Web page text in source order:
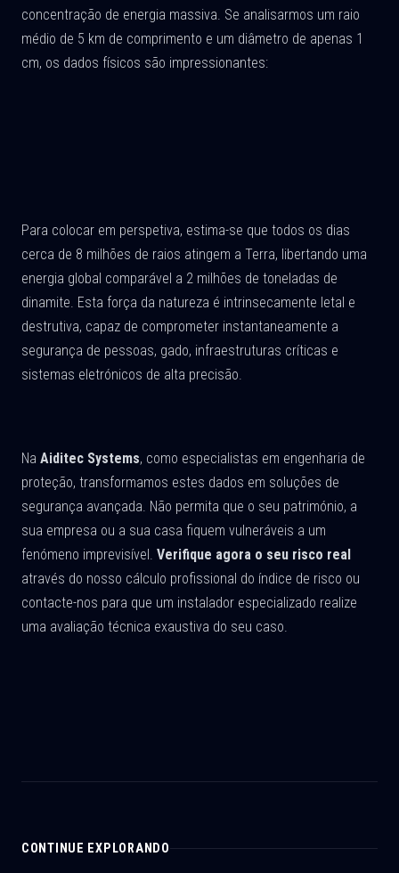
concentração de energia massiva. Se analisarmos um raio
médio de 5 km de comprimento e um diâmetro de apenas 1
cm, os dados físicos são impressionantes:
Para colocar em perspetiva, estima-se que todos os dias
cerca de 8 milhões de raios atingem a Terra, libertando uma
energia global comparável a 2 milhões de toneladas de
dinamite. Esta força da natureza é intrinsecamente letal e
destrutiva, capaz de comprometer instantaneamente a
segurança de pessoas, gado, infraestruturas críticas e
sistemas eletrónicos de alta precisão.
Na Aiditec Systems, como especialistas em engenharia de
proteção, transformamos estes dados em soluções de
segurança avançada. Não permita que o seu património, a
sua empresa ou a sua casa fiquem vulneráveis a um
fenómeno imprevisível. Verifique agora o seu risco real
através do nosso cálculo profissional do índice de risco ou
contacte-nos para que um instalador especializado realize
uma avaliação técnica exaustiva do seu caso.
CONTINUE EXPLORANDO